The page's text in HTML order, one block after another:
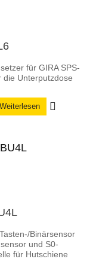
für GIRA SPS-
die Unterputzdose
Weiterlesen
Binärsensor
und S0-
für Hutschiene